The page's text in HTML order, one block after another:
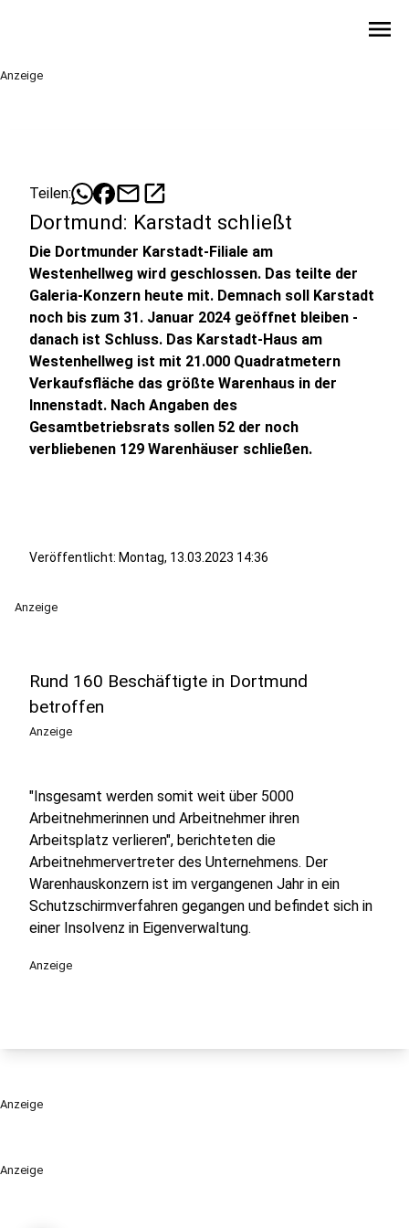
menu
Anzeige
Anzeige
Teilen: mailopen_in_new
Dortmund: Karstadt schließt
Die Dortmunder Karstadt-Filiale am
Westenhellweg wird geschlossen. Das teilte der
Galeria-Konzern heute mit. Demnach soll Karstadt
noch bis zum 31. Januar 2024 geöffnet bleiben -
danach ist Schluss. Das Karstadt-Haus am
Westenhellweg ist mit 21.000 Quadratmetern
Verkaufsfläche das größte Warenhaus in der
Innenstadt. Nach Angaben des
Gesamtbetriebsrats sollen 52 der noch
verbliebenen 129 Warenhäuser schließen.
Veröffentlicht: Montag, 13.03.2023 14:36
Anzeige
Rund 160 Beschäftigte in Dortmund
betroffen
Anzeige
"Insgesamt werden somit weit über 5000
Arbeitnehmerinnen und Arbeitnehmer ihren
Arbeitsplatz verlieren", berichteten die
Arbeitnehmervertreter des Unternehmens. Der
Warenhauskonzern ist im vergangenen Jahr in ein
Schutzschirmverfahren gegangen und befindet sich in
einer Insolvenz in Eigenverwaltung.
Anzeige
Anzeige